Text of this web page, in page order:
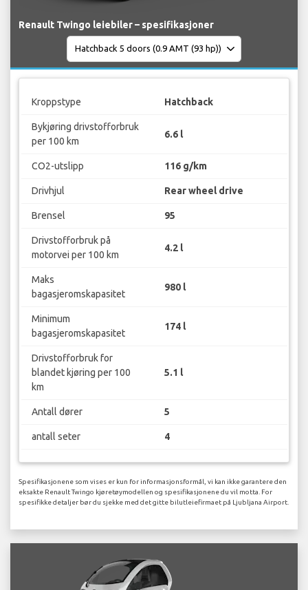
Renault Twingo leiebiler – spesifikasjoner
Kroppstype Hatchback
Bykjøring drivstofforbruk
per 100 km
6.6 l
CO2-utslipp 116 g/km
Drivhjul Rear wheel drive
Brensel 95
Drivstofforbruk på
motorvei per 100 km
4.2 l
Maks
bagasjeromskapasitet
980 l
Minimum
bagasjeromskapasitet
174 l
Drivstofforbruk for
blandet kjøring per 100
km
5.1 l
Antall dører 5
antall seter 4
Spesifikasjonene som vises er kun for informasjonsformål, vi kan ikke garantere den
eksakte Renault Twingo kjøretøymodellen og spesifikasjonene du vil motta. For
spesifikke detaljer bør du sjekke med det gitte bilutleiefirmaet på Ljubljana Airport.